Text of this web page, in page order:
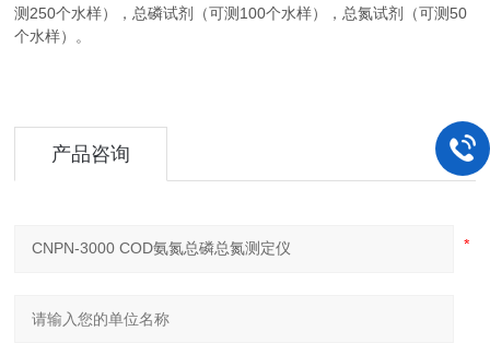
测250个水样），总磷试剂（可测100个水样），总氮试剂（可测50
个水样）。
产品咨询